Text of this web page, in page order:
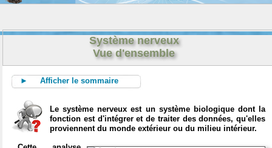
Système nerveux
Vue d'ensemble
► Afficher le sommaire
Le système nerveux est un système biologique dont la
fonction est d'intégrer et de traiter des données, qu'elles
proviennent du monde extérieur ou du milieu intérieur.